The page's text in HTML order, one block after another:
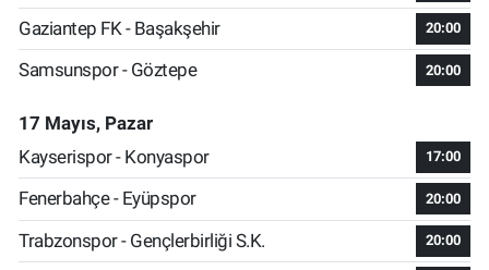
Gaziantep FK - Başakşehir 20:00
Samsunspor - Göztepe 20:00
17 Mayıs, Pazar
Kayserispor - Konyaspor
17:00
Fenerbahçe - Eyüpspor 20:00
Trabzonspor - Gençlerbirliği S.K. 20:00